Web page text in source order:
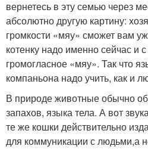
вернетесь в эту семью через
абсолютно другую картину:
громкости «мяу» сможет вам
котенку надо именно сейчас и
громогласное «мяу». Так что
компаньона надо учить, как и
В природе животные обычно
запахов, языка тела. А вот
те же кошки действительно
для коммуникации с людьми,а